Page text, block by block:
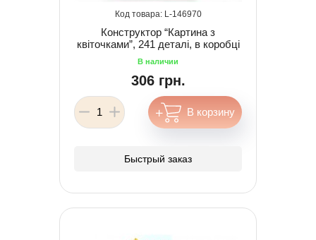
146970
Конструктор “Картина з
квіточками”, 241 деталі, в коробці
306 грн.
Быстрый заказ